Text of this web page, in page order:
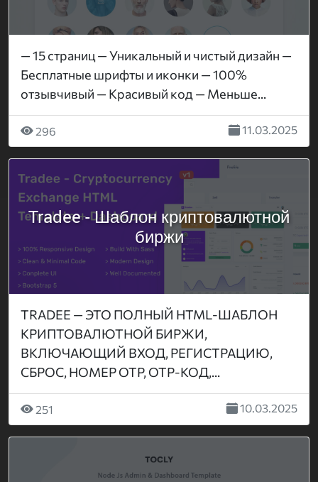
— 15 страниц — Уникальный и чистый дизайн —
Бесплатные шрифты и иконки — 100%
отзывчивый — Красивый код — Меньше...
296 11.03.2025
Tradee - Шаблон криптовалютной
биржи
TRADEE — ЭТО ПОЛНЫЙ HTML-ШАБЛОН
КРИПТОВАЛЮТНОЙ БИРЖИ,
ВКЛЮЧАЮЩИЙ ВХОД, РЕГИСТРАЦИЮ,
СБРОС, НОМЕР OTP, OTP-КОД,...
251 10.03.2025